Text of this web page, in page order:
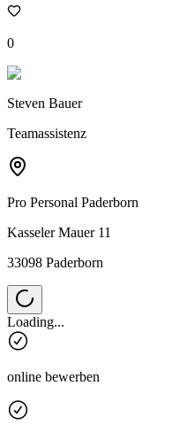
0
Steven Bauer
Teamassistenz
Pro Personal Paderborn
Kasseler Mauer 11
33098 Paderborn
Loading...
online bewerben